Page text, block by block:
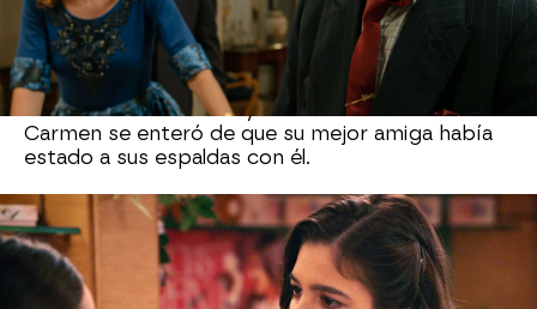
Este trío amoroso ha hecho reír a la vez que
llorar. Nos ha traído en ocasiones por el camino
de la Amargura, y, aunque ahora
Carmen y Tasio
son felices yClaudianunca volvería con él, ha
habido momentos muy tensos como cuando
Carmen se enteró de que su mejor amiga había
estado a sus espaldas con él.
Tasio y Damián